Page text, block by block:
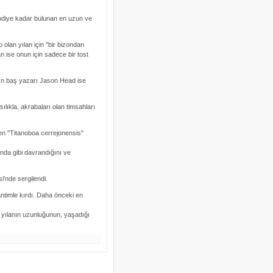
kadar bulunan en uzun ve
olan yılan için "bir bizondan
ise onun için sadece bir tost
baş yazarı Jason Head ise
akrabaları olan timsahları
"Titanoboa cerrejonensis"
gibi davrandığını ve
sergilendi.
kırdı. Daha önceki en
uzunluğunun, yaşadığı